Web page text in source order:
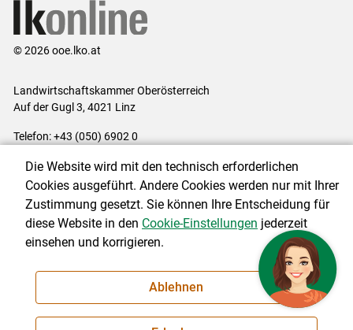
© 2026 ooe.lko.at
Landwirtschaftskammer Oberösterreich
Auf der Gugl 3, 4021 Linz
Telefon: +43 (050) 6902 0
Impressum|Kontakt|Gewinnspiele|Datenschutzerklärung |
Barrierefreiheit | Cookie-Einstellungen
NEWSLETTER
Die Website wird mit den technisch erforderlichen
Cookies ausgeführt. Andere Cookies werden nur mit Ihrer
Zustimmung gesetzt. Sie können Ihre Entscheidung für
diese Website in den Cookie-Einstellungen jederzeit
einsehen und korrigieren.
Ablehnen